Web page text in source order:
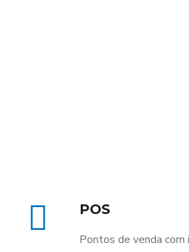
POS
Pontos de venda com